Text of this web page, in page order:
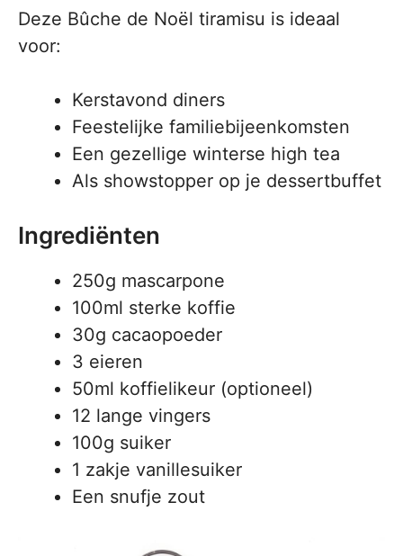
Deze Bûche de Noël tiramisu is ideaal
voor:
Kerstavond diners
Feestelijke familiebijeenkomsten
Een gezellige winterse high tea
Als showstopper op je dessertbuffet
Ingrediënten
250g mascarpone
100ml sterke koffie
30g cacaopoeder
3 eieren
50ml koffielikeur (optioneel)
12 lange vingers
100g suiker
1 zakje vanillesuiker
Een snufje zout